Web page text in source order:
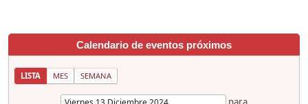
Calendario de eventos próximos
LISTA MES SEMANA